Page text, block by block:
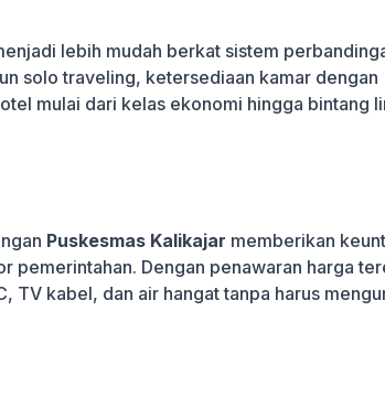
lebih mudah berkat sistem
solo traveling, ketersediaan kamar dengan
mulai dari kelas ekonomi hingga bintang
Puskesmas Kalikajar memberikan
pemerintahan. Dengan penawaran harga
TV kabel, dan air hangat tanpa harus